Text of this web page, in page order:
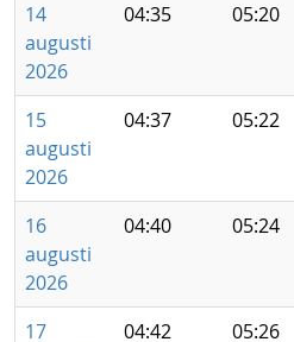
14
augusti
2026
04:35 05:20
15
augusti
2026
04:37 05:22
16
augusti
2026
04:40 05:24
17
04:42 05:26